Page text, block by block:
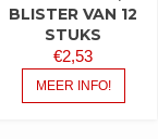
BLISTER VAN 12
STUKS
€2,53
MEER INFO!